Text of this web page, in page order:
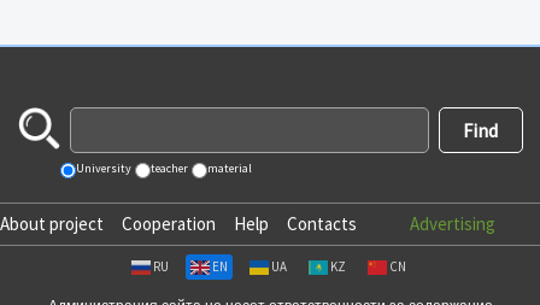
University teacher material
About project Cooperation Help Contacts Advertising
RU EN UA KZ CN